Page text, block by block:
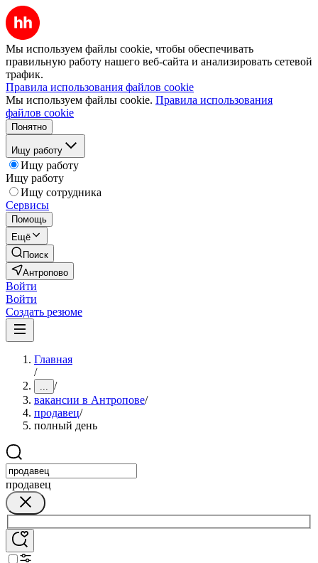
Мы используем файлы cookie, чтобы обеспечивать
правильную работу нашего веб-сайта и анализировать сетевой
трафик.
Правила использования файлов cookie
Мы используем файлы cookie. Правила использования
файлов cookie
Понятно
Ищу работу
Ищу работу
Ищу работу
Ищу сотрудника
Сервисы
Помощь
Ещё
Поиск
Антропово
Войти
Войти
Создать резюме
Главная
/
... /
вакансии в Антропове/
продавец/
полный день
продавец